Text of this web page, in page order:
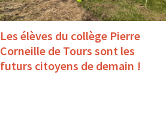
Les élèves du collège Pierre
Corneille de Tours sont les
futurs citoyens de demain !